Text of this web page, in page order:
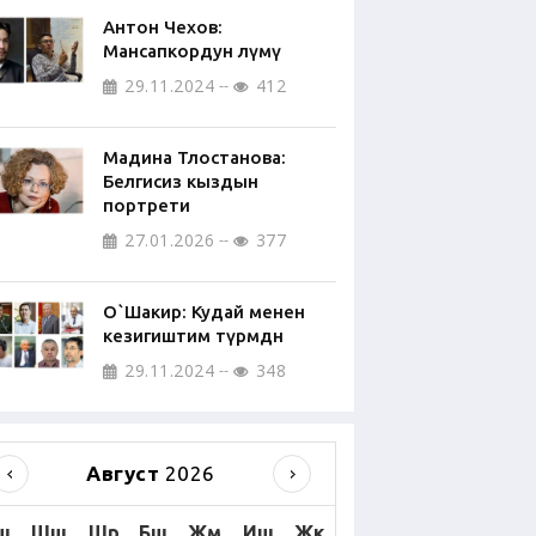
Антон Чехов:
Мансапкордун өлүмү
29.11.2024 412
Мадина Тлостанова:
Белгисиз кыздын
портрети
27.01.2026 377
О`Шакир: Кудай менен
кезигиштим түрмөдөн
29.11.2024 348
Август 2026